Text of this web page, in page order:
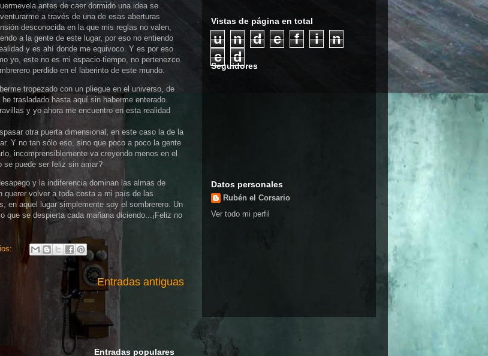
antes de caer dormido una idea se
a través de una de esas aberturas
desconocida en la que mis reglas no valen,
a la gente de este lugar, por eso no entiendo
y es ahí donde me equivoco. Y es por eso
yo, este no es mi espacio-tiempo, no pertenezco
perdido en el laberinto de este mundo.
tropezado con un pliegue en el universo, de
trasladado hasta aquí sin haberme enterado.
y yo ahora me encuentro en esta realidad
otra puerta dimensional, en este caso la de la
Y no tan sólo eso, sino que poco a poco la gente
incomprensiblemente va creyendo menos en el
se puede ser feliz sin amar?
y la indiferencia dominan las almas de
volver a toda costa a mi país de las
en aquel lugar simplemente soy el sombrerero. Un
se despierta cada mañana diciendo...¡Feliz no
Entradas antiguas
Vistas de página en total
u n d e f i
n
e
d
Seguidores
Datos personales
Rubén el Corsario
Ver todo mi perfil
Entradas populares